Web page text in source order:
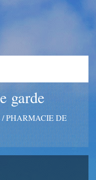
garde
/PHARMACIE DE